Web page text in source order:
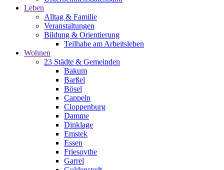
Leben
Alltag & Familie
Veranstaltungen
Bildung & Orientierung
Teilhabe am Arbeitsleben
Wohnen
23 Städte & Gemeinden
Bakum
Barßel
Bösel
Cappeln
Cloppenburg
Damme
Dinklage
Emstek
Essen
Friesoythe
Garrel